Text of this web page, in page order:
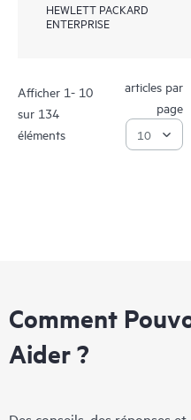
HEWLETT PACKARD
ENTERPRISE
Afficher 1- 10
sur 134
éléments
articles par
page
Comment
Aider ?